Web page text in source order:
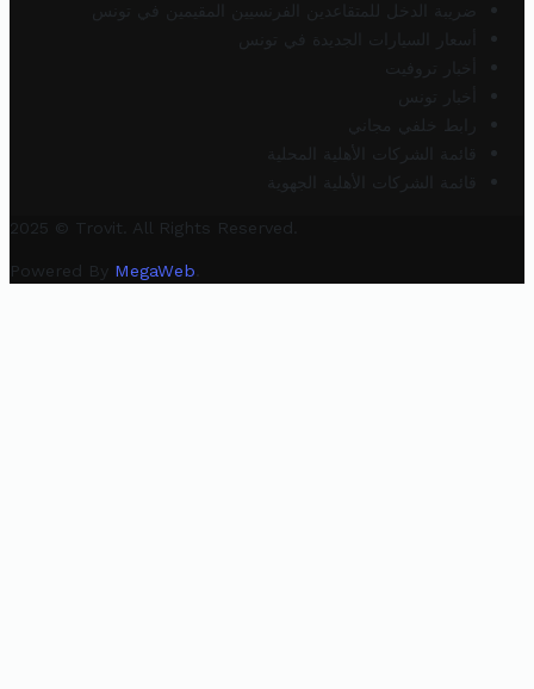
ضريبة الدخل للمتقاعدين الفرنسيين المقيمين في تونس
أسعار السيارات الجديدة في تونس
أخبار تروفيت
أخبار تونس
رابط خلفي مجاني
قائمة الشركات الأهلية المحلية
قائمة الشركات الأهلية الجهوية
2025 © Trovit. All Rights Reserved.
Powered By MegaWeb